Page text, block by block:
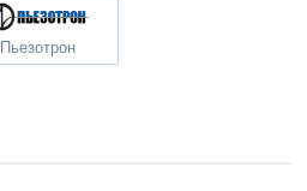
Пьезотрон